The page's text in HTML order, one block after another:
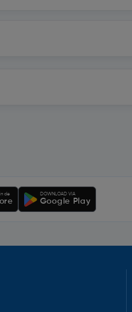
de DOWNLOAD VIA
Google Play